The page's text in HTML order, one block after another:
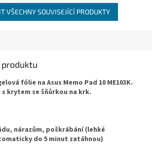
VŠECHNY SOUVISEJÍCÍ PRODUKTY
fólie na Asus Memo Pad 10 ME103K.
krytem se šňůrkou na krk.
nárazům, poškrábání (lehké
do 5 minut zatáhnou)